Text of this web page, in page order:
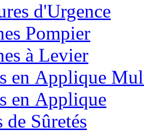
d'Urgence
Pompier
à Levier
en Applique
en Applique
de Sûretés